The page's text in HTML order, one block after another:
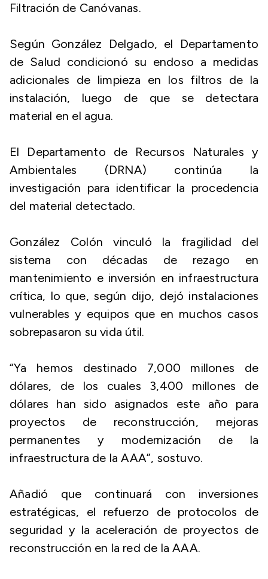
Filtración de Canóvanas.
Según González Delgado, el Departamento
de Salud condicionó su endoso a medidas
adicionales de limpieza en los filtros de la
instalación, luego de que se detectara
material en el agua.
El Departamento de Recursos Naturales y
Ambientales (DRNA) continúa la
investigación para identificar la procedencia
del material detectado.
González Colón vinculó la fragilidad del
sistema con décadas de rezago en
mantenimiento e inversión en infraestructura
crítica, lo que, según dijo, dejó instalaciones
vulnerables y equipos que en muchos casos
sobrepasaron su vida útil.
“Ya hemos destinado 7,000 millones de
dólares, de los cuales 3,400 millones de
dólares han sido asignados este año para
proyectos de reconstrucción, mejoras
permanentes y modernización de la
infraestructura de la AAA”, sostuvo.
Añadió que continuará con inversiones
estratégicas, el refuerzo de protocolos de
seguridad y la aceleración de proyectos de
reconstrucción en la red de la AAA.